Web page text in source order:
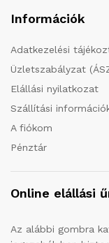
Információk
Adatkezelési
Üzletszabályzat
Elállási nyilatkozat
Szállítási
A fiókom
Pénztár
Online elállási
Az alábbi gombra